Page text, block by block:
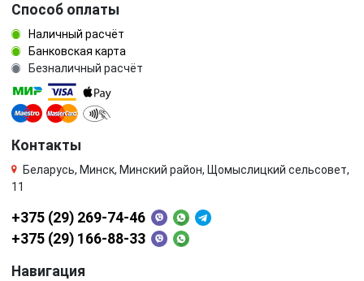
Способ оплаты
Наличный расчёт
Банковская карта
Безналичный расчёт
Контакты
Беларусь, Минск, Минский район, Щомыслицкий сельсовет,
11
+375 (29) 269-74-46
+375 (29) 166-88-33
Навигация